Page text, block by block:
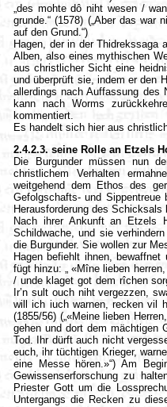
„des mohte dô niht wesen /
grunde.“ (1578) („Aber das
auf den Grund.“)
Hagen, der in der Thidrekssaga
Alben, also eines mythischen
aus christlicher Sicht eine
und überprüft sie, indem er den
allerdings nach Auffassung des
kann nach Worms
kommentiert.
Es handelt sich hier aus
2.4.2.3. seine Rolle an Etzels
Die Burgunder müssen nun
christlichem Verhalten
weitgehend dem Ethos des
Gefolgschafts- und
Herausforderung des
Nach ihrer Ankunft an Etzels
Schildwache, und sie
die Burgunder. Sie wollen zur
Hagen befiehlt ihnen,
fügt hinzu: „ «Mîne lieben
/ unde klaget got dem rîchen
Ir’n sult ouch niht vergezzen,
will ich iuch warnen, recken vil
(1855/56) („«Meine lieben
gehen und dort dem mächtigen
Tod. Ihr dürft auch nicht
euch, ihr tüchtigen Krieger,
eine Messe hören.»“) Am
Gewissenserforschung zu
Priester Gott um die
Untergangs die Recken zu